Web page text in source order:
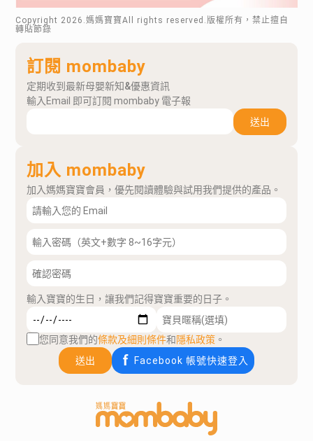
Copyright 2026 .媽媽寶寶All rights reserved.版權所有，禁止擅自
轉貼節錄
訂閱 mombaby
定期收到最新母嬰新知&優惠資訊
輸入Email 即可訂閱 mombaby 電子報
送出
加入 mombaby
加入媽媽寶寶會員，優先閱讀體驗與試用我們提供的產品。
輸入寶寶的生日，讓我們記得寶寶重要的日子。
您同意我們的條款及細則條件和隱私政策 。
送出
Facebook 帳號快速登入